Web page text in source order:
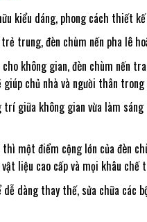
kiểu dáng, phong cách thiết
trung, đèn chùm nến pha lê
không gian, đèn chùm nến
chủ nhà và người thân
trí giữa không gian vừa làm
một điểm cộng lớn của đèn
liệu cao cấp và mọi khâu
dàng thay thế, sửa chữa các